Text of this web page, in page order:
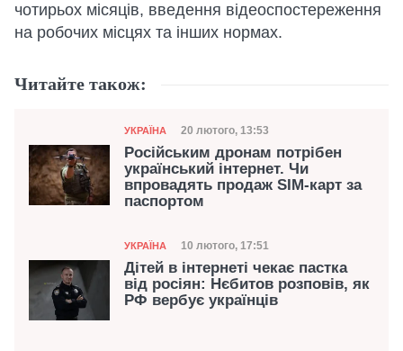
чотирьох місяців, введення відеоспостереження
на робочих місцях та інших нормах.
Читайте також:
Категорія
УКРАЇНА Дата публікації
20 лютого, 13:53
Російським дронам потрібен
український інтернет. Чи
впровадять продаж SIM-карт за
паспортом
Категорія
УКРАЇНА Дата публікації
10 лютого, 17:51
Дітей в інтернеті чекає пастка
від росіян: Нєбитов розповів, як
РФ вербує українців